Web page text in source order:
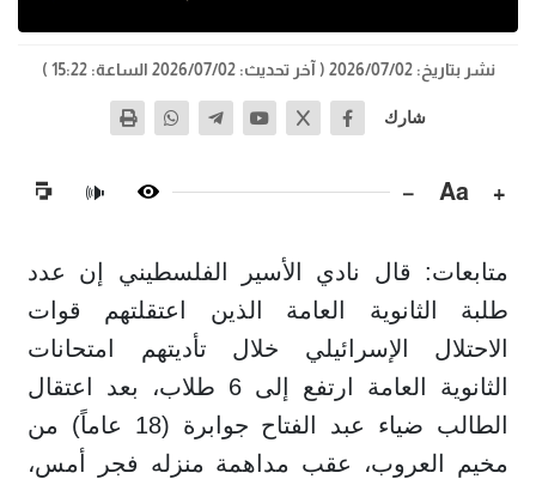
نشر بتاريخ: 2026/07/02 ( آخر تحديث: 2026/07/02 الساعة: 15:22 )
شارك
+
Aa
−
🔊
متابعات: قال نادي الأسير الفلسطيني إن عدد
طلبة الثانوية العامة الذين اعتقلتهم قوات
الاحتلال الإسرائيلي خلال تأديتهم امتحانات
الثانوية العامة ارتفع إلى 6 طلاب، بعد اعتقال
الطالب ضياء عبد الفتاح جوابرة (18 عاماً) من
مخيم العروب، عقب مداهمة منزله فجر أمس،